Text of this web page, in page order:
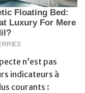
n’est pas
indicateurs à
courants :